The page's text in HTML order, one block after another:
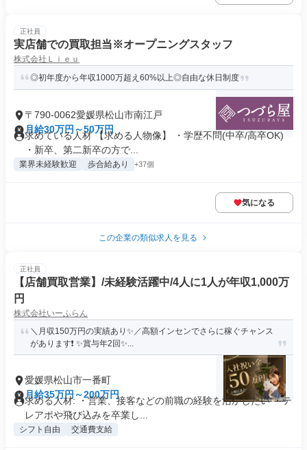
正社員
実店舗での買取担当※オープニングスタッフ
株式会社Ｌｉｅｕ
◎初年度から年収1000万超え60%以上◎自由な休日制度
〒790-0062愛媛県松山市南江戸
月給30万円～50万円
求めている人材 【求める人物像】 ・学歴不問(中卒/高卒OK)
・新卒、第二新卒の方で...
業界未経験歓迎 歩合給あり +37個
気になる
この企業の類似求人を見る
正社員
【店舗買取営業】/未経験活躍中/4人に1人が年収1,000万
円
株式会社いーふらん
＼月収150万円の実績あり✨／高額インセンでさらに稼ぐチャンス
があります❗ ✨賞与年2回✨...
愛媛県松山市一番町
月給35万円～200万円
求める人材: ・営業、接客などの前職の経験を活かしたい ・テ
レアポや飛び込みを卒業し...
シフト自由 交通費支給